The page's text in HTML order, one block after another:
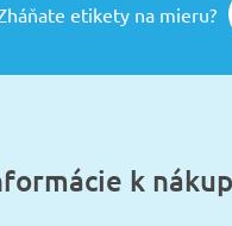
etikety na mieru?
k